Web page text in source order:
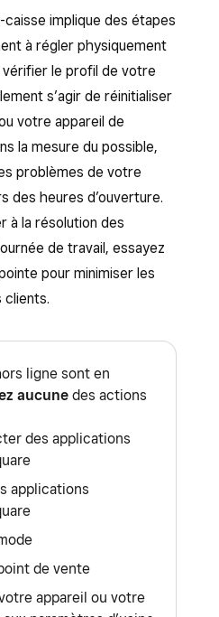
implique des étapes
à régler physiquement
le profil de votre
s’agir de réinitialiser
votre appareil de
la mesure du possible,
problèmes de votre
des heures d’ouverture.
à la résolution des
de travail, essayez
pour minimiser les
clients.
ligne sont en
aucune des actions
des applications
applications
de vente
appareil ou votre